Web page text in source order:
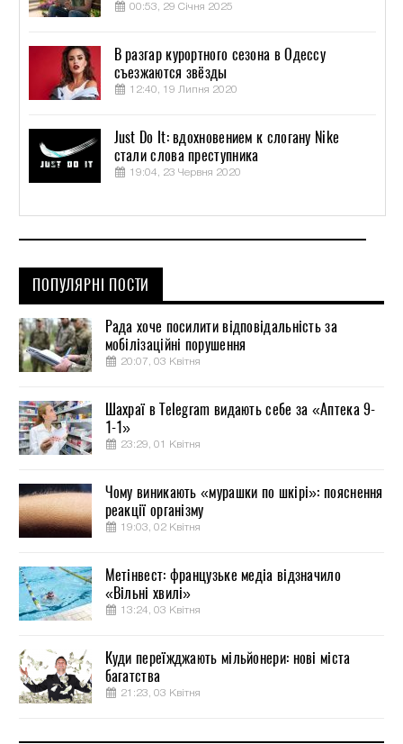
00:53, 29 Січня 2025
В разгар курортного сезона в Одессу
съезжаются звёзды
12:40, 19 Липня 2020
Just Do It: вдохновением к слогану Nike
стали слова преступника
19:04, 23 Червня 2020
ПОПУЛЯРНІ ПОСТИ
Рада хоче посилити відповідальність за
мобілізаційні порушення
20:07, 03 Квітня
Шахраї в Telegram видають себе за «Аптека 9-
1-1»
23:29, 01 Квітня
Чому виникають «мурашки по шкірі»: пояснення
реакції організму
19:03, 02 Квітня
Метінвест: французьке медіа відзначило
«Вільні хвилі»
13:24, 03 Квітня
Куди переїжджають мільйонери: нові міста
багатства
21:23, 03 Квітня